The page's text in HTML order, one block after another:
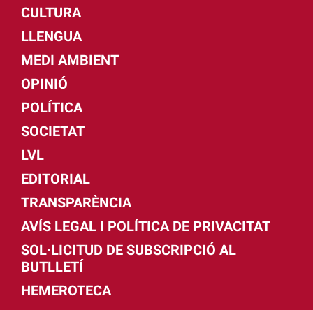
CULTURA
LLENGUA
MEDI AMBIENT
OPINIÓ
POLÍTICA
SOCIETAT
LVL
EDITORIAL
TRANSPARÈNCIA
AVÍS LEGAL I POLÍTICA DE PRIVACITAT
SOL·LICITUD DE SUBSCRIPCIÓ AL
BUTLLETÍ
HEMEROTECA